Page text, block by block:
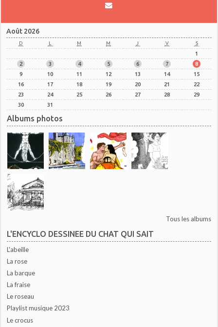
Août 2026
D L M M J V S
1
2
3 4 5 6 7
8
9
10 11 12 13 14
15
16
17 18 19 20 21
22
23
24 25 26 27 28
29
30
31
Albums photos
Tous les albums
L'ENCYCLO DESSINEE DU CHAT QUI SAIT
L'abeille
La rose
La barque
La fraise
Le roseau
Playlist musique 2023
Le crocus